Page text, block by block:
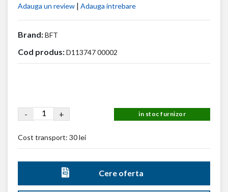
Adauga un review | Adauga intrebare
Brand:BFT
Cod produs:D113747 00002
- + in stoc furnizor
Cost transport: 30 lei
Cere oferta